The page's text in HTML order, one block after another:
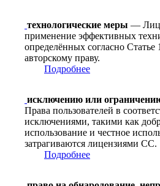
технологические меры —
применение эффективных
определённых согласно
авторскому праву.
Подробнее
исключению или
Права пользователей в
исключениями, такими как
использование и честное
затрагиваются лицензиями CC.
Подробнее